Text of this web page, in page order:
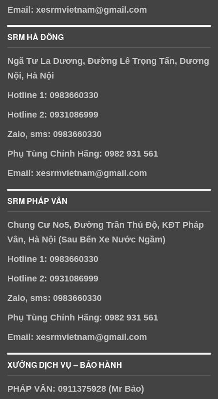
Email: xesrmvietnam@gmail.com
SRM HÀ ĐÔNG
Ngã Tư La Dương, Đường Lê Trọng Tấn, Dương
Nội, Hà Nội
Hotline 1: 0983660330
Hotline 2: 0931086999
Zalo, sms: 0983660330
Phụ Tùng Chính Hãng: 0982 931 561
Email: xesrmvietnam@gmail.com
SRM PHÁP VÂN
Chung Cư No5, Đường Trần Thủ Độ, KĐT Pháp
Vân, Hà Nội (Sau Bến Xe Nước Ngầm)
Hotline 1: 0983660330
Hotline 2: 0931086999
Zalo, sms: 0983660330
Phụ Tùng Chính Hãng: 0982 931 561
Email: xesrmvietnam@gmail.com
XƯỞNG DỊCH VỤ – BẢO HÀNH
PHÁP VÂN: 0911375928 (Mr Bảo)